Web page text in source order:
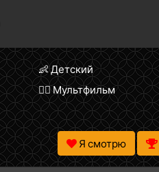
👶 Детский
🧚‍♀️ Мультфильм
Я смотрю